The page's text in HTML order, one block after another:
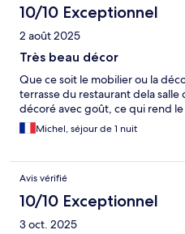
10/10 Exceptionnel
2 août 2025
Très beau décor
Que ce soit le mobilier ou la
terrasse du restaurant dela
décoré avec goût, ce qui rend
Michel, séjour de 1 nuit
Avis vérifié
10/10 Exceptionnel
3 oct. 2025